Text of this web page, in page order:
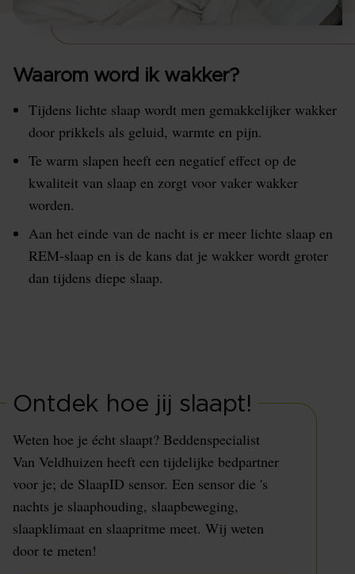
Waarom word ik wakker?
Tijdens lichte slaap wordt men gemakkelijker wakker
door prikkels als geluid, warmte en pijn.
Te warm slapen heeft een negatief effect op de
kwaliteit van slaap en zorgt voor vaker wakker
worden.
Aan het einde van de nacht is er meer lichte slaap en
REM-slaap en is de kans dat je wakker wordt groter
dan tijdens diepe slaap.
Ontdek hoe jij slaapt!
Weten hoe je écht slaapt? Beddenspecialist
Van Veldhuizen heeft een tijdelijke bedpartner
voor je; de SlaapID sensor. Een sensor die 's
nachts je slaaphouding, slaapbeweging,
slaapklimaat en slaapritme meet. Wij weten
door te meten!